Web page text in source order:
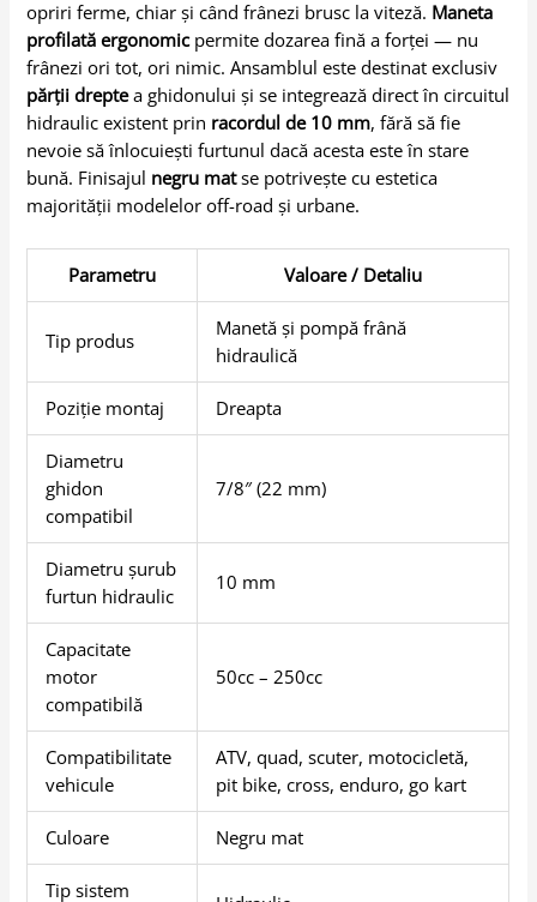
opriri ferme, chiar și când frânezi brusc la viteză. Maneta
profilată ergonomicpermite dozarea fină a forței — nu
frânezi ori tot, ori nimic. Ansamblul este destinat exclusiv
părții dreptea ghidonului și se integrează direct în circuitul
hidraulic existent prin racordul de 10 mm, fără să fie
nevoie să înlocuiești furtunul dacă acesta este în stare
bună. Finisajul negru matse potrivește cu estetica
majorității modelelor off-road și urbane.
Parametru Valoare / Detaliu
Tip produs
Manetă și pompă frână
hidraulică
Poziție montaj Dreapta
Diametru
ghidon
compatibil
7/8″ (22 mm)
Diametru șurub
furtun hidraulic
10 mm
Capacitate
motor
compatibilă
50cc – 250cc
Compatibilitate
vehicule
ATV, quad, scuter, motocicletă,
pit bike, cross, enduro, go kart
Culoare Negru mat
Tip sistem